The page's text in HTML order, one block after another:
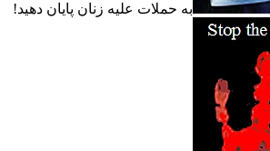
به حملات عليه زنان پايان دهيد!